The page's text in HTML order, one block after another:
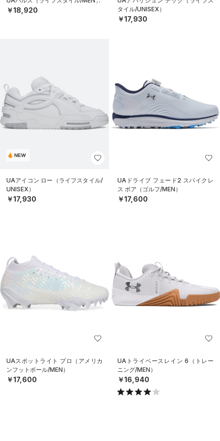
￥18,920
タイル/UNISEX）
￥17,930
NEW
UAアイコン ロー（ライフスタイル/
UNISEX）
￥17,930
UAドライブ フェード2 スパイクレ
ス ボア（ゴルフ/MEN）
￥17,600
UAスポットライト プロ（アメリカ
ンフットボール/MEN）
￥17,600
UAトライベースレイン 6（トレー
ニング/MEN）
￥16,940